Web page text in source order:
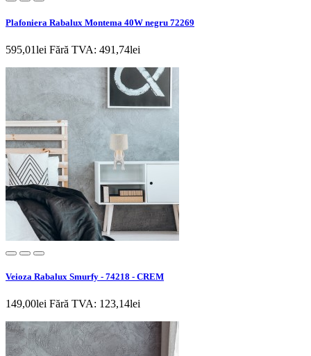
Plafoniera Rabalux Montema 40W negru 72269
595,01lei Fără TVA: 491,74lei
Veioza Rabalux Smurfy - 74218 - CREM
149,00lei Fără TVA: 123,14lei